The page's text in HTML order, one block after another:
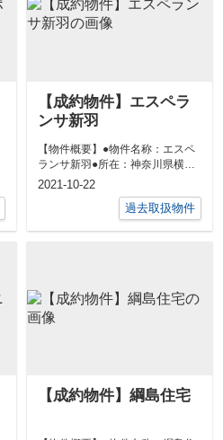
【成約物件】エスペラ
ンサ新羽
【物件概要】●物件名称：エスペ
ランサ新羽●所在：神奈川県横浜
市港北区新羽町651-1●交通：ブ
2021-10-22
過去取扱物件
【成約物件】綱島住宅